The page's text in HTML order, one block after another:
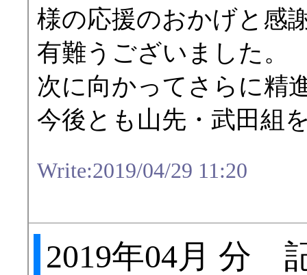
様の応援のおかげと感
有難うございました。
次に向かってさらに精
今後とも山先・武田組
Write:2019/04/29 11:20
2019年04月 分